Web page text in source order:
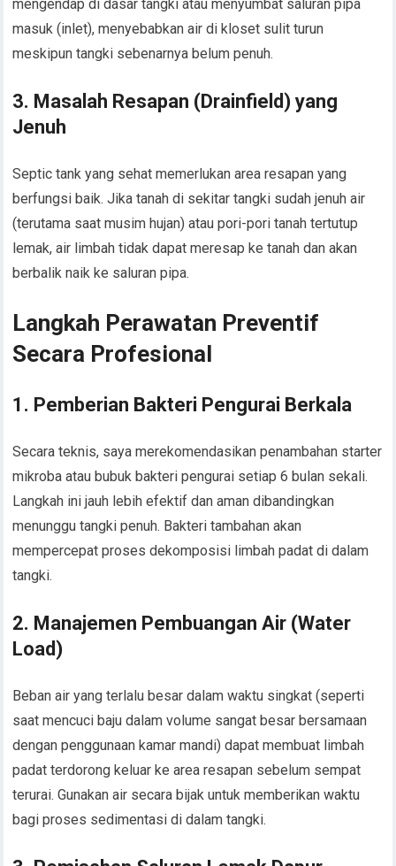
mengendap di dasar tangki atau menyumbat saluran pipa
masuk (inlet), menyebabkan air di kloset sulit turun
meskipun tangki sebenarnya belum penuh.
3. Masalah Resapan (Drainfield) yang
Jenuh
Septic tank yang sehat memerlukan area resapan yang
berfungsi baik. Jika tanah di sekitar tangki sudah jenuh air
(terutama saat musim hujan) atau pori-pori tanah tertutup
lemak, air limbah tidak dapat meresap ke tanah dan akan
berbalik naik ke saluran pipa.
Langkah Perawatan Preventif
Secara Profesional
1. Pemberian Bakteri Pengurai Berkala
Secara teknis, saya merekomendasikan penambahan starter
mikroba atau bubuk bakteri pengurai setiap 6 bulan sekali.
Langkah ini jauh lebih efektif dan aman dibandingkan
menunggu tangki penuh. Bakteri tambahan akan
mempercepat proses dekomposisi limbah padat di dalam
tangki.
2. Manajemen Pembuangan Air (Water
Load)
Beban air yang terlalu besar dalam waktu singkat (seperti
saat mencuci baju dalam volume sangat besar bersamaan
dengan penggunaan kamar mandi) dapat membuat limbah
padat terdorong keluar ke area resapan sebelum sempat
terurai. Gunakan air secara bijak untuk memberikan waktu
bagi proses sedimentasi di dalam tangki.